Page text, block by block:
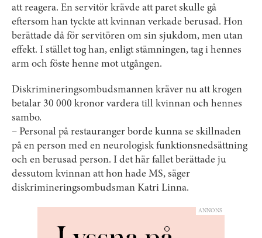
att reagera. En servitör krävde att paret skulle gå
eftersom han tyckte att kvinnan verkade berusad. Hon
berättade då för servitören om sin sjukdom, men utan
effekt. I stället tog han, enligt stämningen, tag i hennes
arm och föste henne mot utgången.
Diskrimineringsombudsmannen kräver nu att krogen
betalar 30 000 kronor vardera till kvinnan och hennes
sambo.
– Personal på restauranger borde kunna se skillnaden
på en person med en neurologisk funktionsnedsättning
och en berusad person. I det här fallet berättade ju
dessutom kvinnan att hon hade MS, säger
diskrimineringsombudsman Katri Linna.
ANNONS